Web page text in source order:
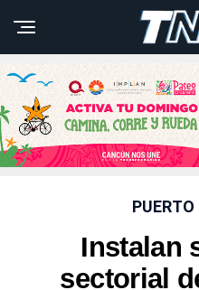
Instalan
sectorial